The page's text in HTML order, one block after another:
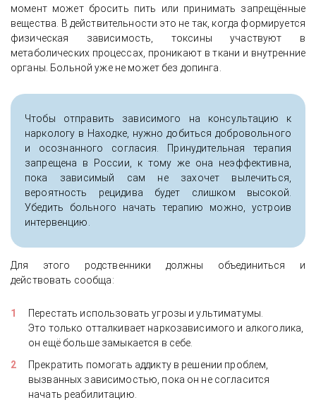
момент может бросить пить или принимать запрещённые
вещества. В действительности это не так, когда формируется
физическая зависимость, токсины участвуют в
метаболических процессах, проникают в ткани и внутренние
органы. Больной уже не может без допинга.
Чтобы отправить зависимого на консультацию к
наркологу в Находке, нужно добиться добровольного
и осознанного согласия. Принудительная терапия
запрещена в России, к тому же она неэффективна,
пока зависимый сам не захочет вылечиться,
вероятность рецидива будет слишком высокой.
Убедить больного начать терапию можно, устроив
интервенцию.
Для этого родственники должны объединиться и
действовать сообща:
Перестать использовать угрозы и ультиматумы.
Это только отталкивает наркозависимого и алкоголика,
он ещё больше замыкается в себе.
Прекратить помогать аддикту в решении проблем,
вызванных зависимостью, пока он не согласится
начать реабилитацию.